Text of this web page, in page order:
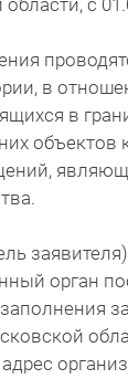
с
в
в
объектов
орган